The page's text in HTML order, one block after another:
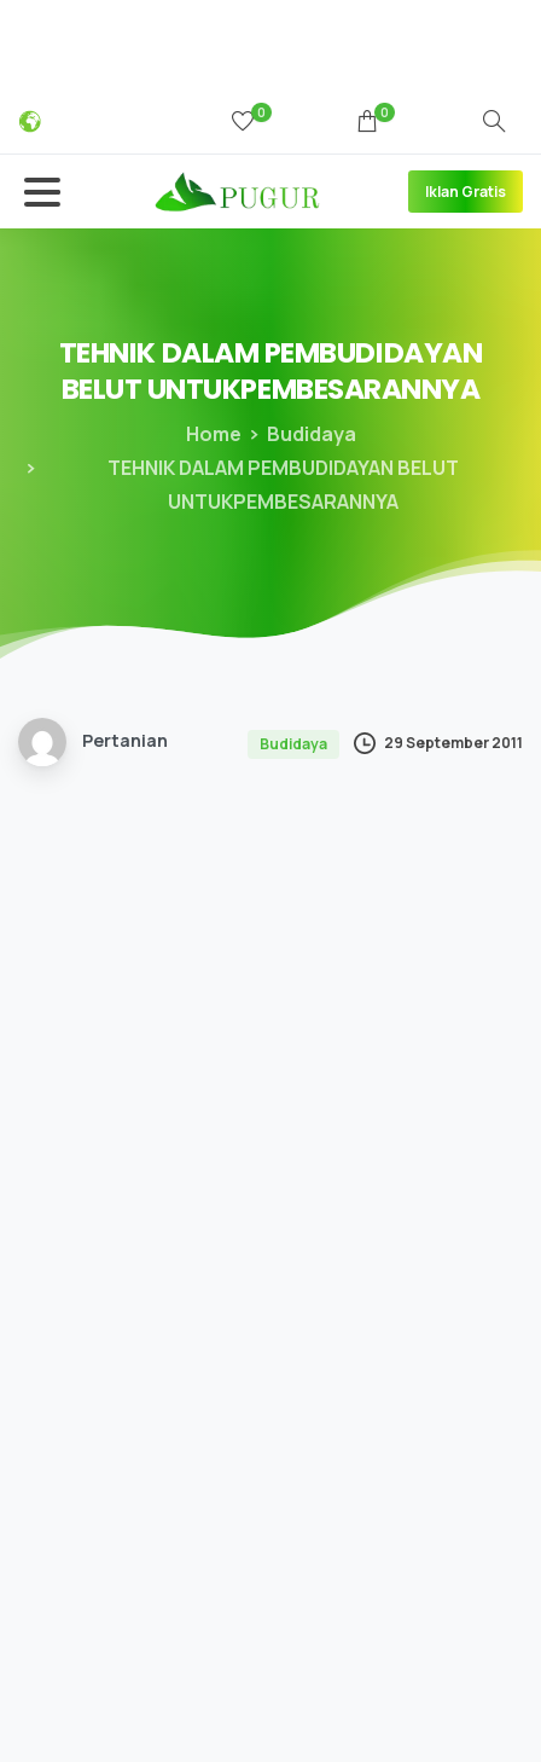
0 0
Iklan Gratis
TEHNIKDALAMPEMBUDIDAYAN
BELUTUNTUKPEMBESARANNYA
Home
Budidaya
TEHNIK DALAM PEMBUDIDAYAN BELUT
UNTUKPEMBESARANNYA
Pertanian Budidaya 29 September 2011